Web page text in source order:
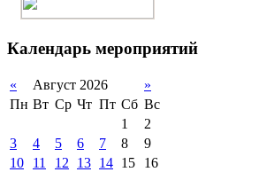
Календарь мероприятий
« Август 2026
»
Пн Вт Ср Чт Пт Сб Вс
1
2
3
4 5 6 7 8
9
10
11 12 13 14 15
16